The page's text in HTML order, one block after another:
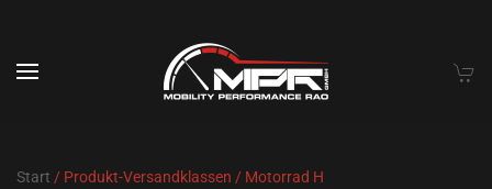
Skip to main content
Start / Produkt-Versandklassen / Motorrad H